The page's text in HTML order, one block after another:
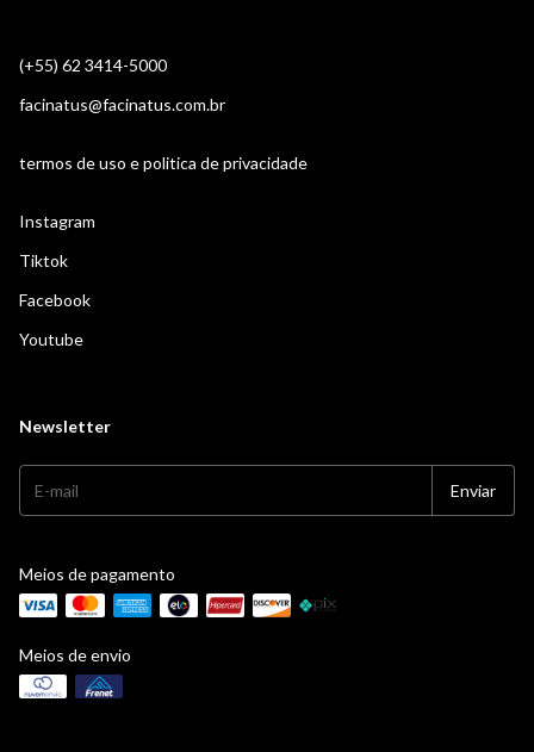
(+55) 62 3414-5000
facinatus@facinatus.com.br
termos de uso e politica de privacidade
Instagram
Tiktok
Facebook
Youtube
Newsletter
Meios de pagamento
Meios de envio